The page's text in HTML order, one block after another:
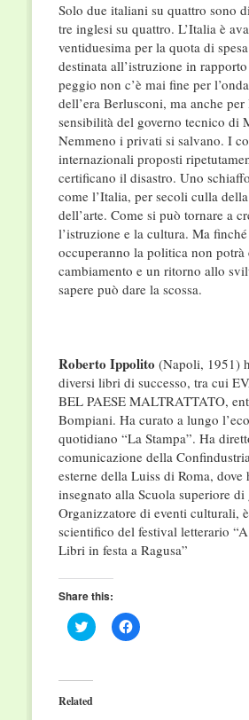
Solo due italiani su quattro sono
tre inglesi su quattro. L’Italia è
ventiduesima per la quota di
destinata all’istruzione in
peggio non c’è mai fine per
dell’era Berlusconi, ma anche per
sensibilità del governo tecnico di
Nemmeno i privati si salvano. I
internazionali proposti
certificano il disastro. Uno
come l’Italia, per secoli culla
dell’arte. Come si può tornare a
l’istruzione e la cultura. Ma
occuperanno la politica non potrà
cambiamento e un ritorno allo
sapere può dare la scossa.
Roberto Ippolito (Napoli, 1951)
diversi libri di successo, tra cui
BEL PAESE MALTRATTATO,
Bompiani. Ha curato a lungo
quotidiano “La Stampa”. Ha
comunicazione della
esterne della Luiss di Roma, dove
insegnato alla Scuola superiore
Organizzatore di eventi culturali,
scientifico del festival letterario
Libri in festa a Ragusa”
Share this:
Click
to
(Opens
in
new
Click
to
Related